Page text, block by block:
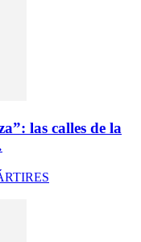
las calles de la